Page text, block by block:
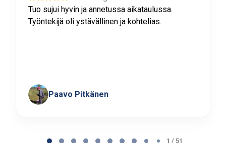
Tuo sujui hyvin ja annetussa aikataulussa.
Työntekijä oli ystävällinen ja kohtelias.
Paavo Pitkänen
1 / 51